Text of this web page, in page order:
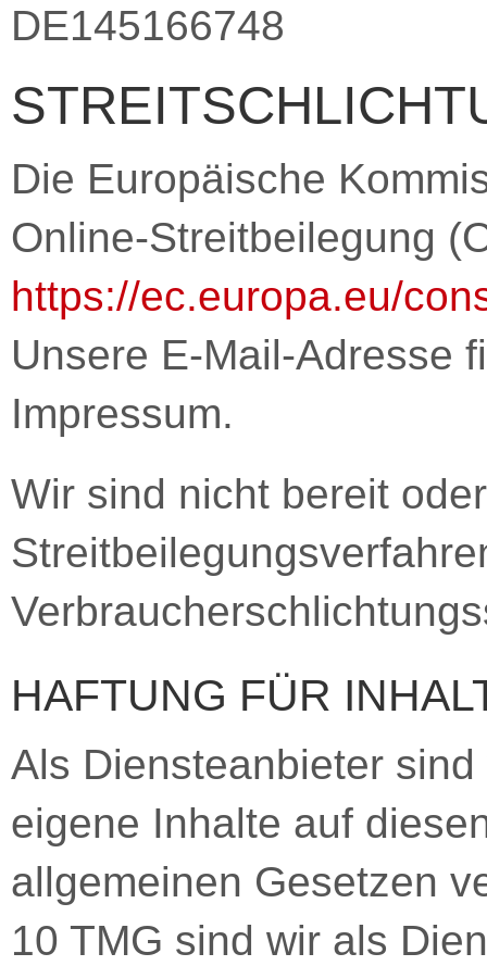
DE145166748
Die Europäische
Online-Streitbeilegung
https://ec.europa.eu/
Unsere E-Mail-Adresse
Impressum.
Wir sind nicht bereit
HAFTUNG FÜR
Als Diensteanbieter
eigene Inhalte auf
allgemeinen Gesetzen
10 TMG sind wir als